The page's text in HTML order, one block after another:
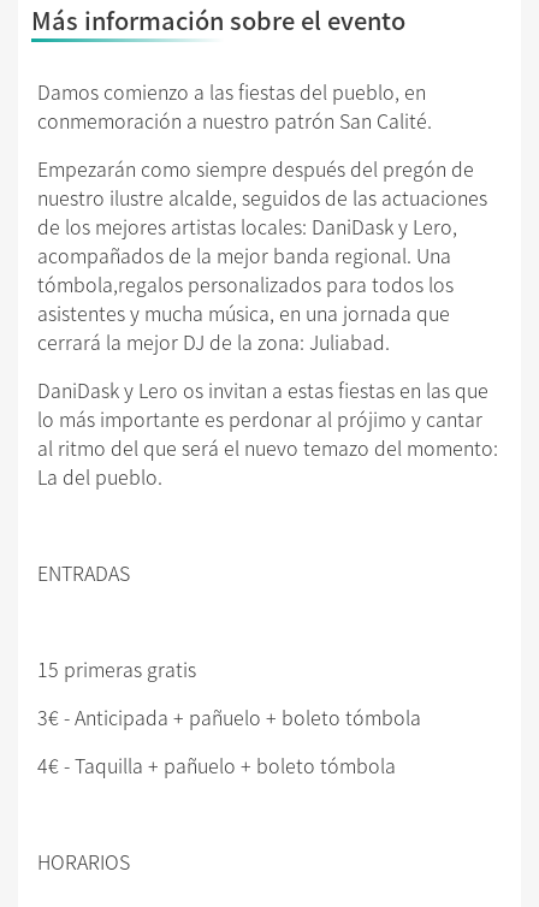
Más información sobre el evento
Damos comienzo a las fiestas del pueblo, en
conmemoración a nuestro patrón San Calité.
Empezarán como siempre después del pregón de
nuestro ilustre alcalde, seguidos de las actuaciones
de los mejores artistas locales: DaniDask y Lero,
acompañados de la mejor banda regional. Una
tómbola,regalos personalizados para todos los
asistentes y mucha música, en una jornada que
cerrará la mejor DJ de la zona: Juliabad.
DaniDask y Lero os invitan a estas fiestas en las que
lo más importante es perdonar al prójimo y cantar
al ritmo del que será el nuevo temazo del momento:
La del pueblo.
ENTRADAS
15 primeras gratis
3€ - Anticipada + pañuelo + boleto tómbola
4€ - Taquilla + pañuelo + boleto tómbola
HORARIOS